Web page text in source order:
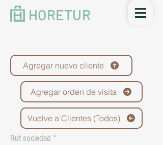
HORETUR
Agregar nuevo cliente
Agregar orden de visita
Vuelve a Clientes (Todos)
Rut sociedad